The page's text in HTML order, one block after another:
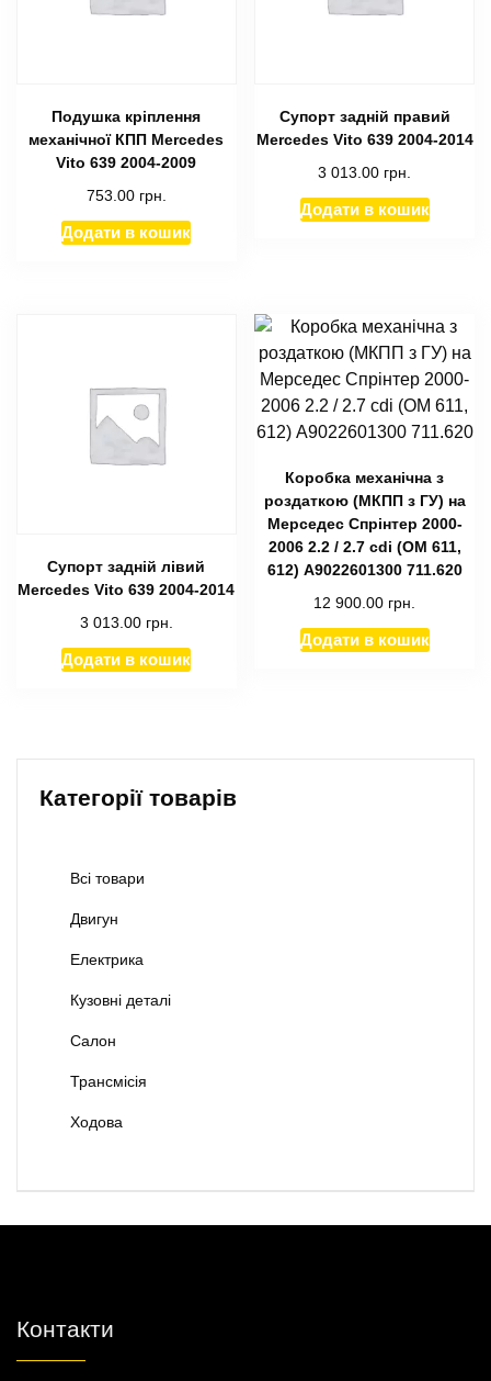
Подушка кріплення
механічної КПП Mercedes
Vito 639 2004-2009
753.00 грн.
Додати в кошик
Супорт задній правий
Mercedes Vito 639 2004-2014
3 013.00 грн.
Додати в кошик
Супорт задній лівий
Mercedes Vito 639 2004-2014
3 013.00 грн.
Додати в кошик
Коробка механічна з
роздаткою (МКПП з ГУ) на
Мерседес Спрінтер 2000-
2006 2.2 / 2.7 cdi (ОМ 611,
612) А9022601300 711.620
12 900.00 грн.
Додати в кошик
Категорії товарів
Всі товари
Двигун
Електрика
Кузовні деталі
Салон
Трансмісія
Ходова
Контакти